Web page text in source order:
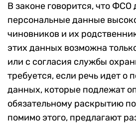
В законе говорится, что
персональные данные
чиновников и их
этих данных возможна
или с согласия службы
требуется, если речь идет о
данных, которые подлежат
обязательному раскрытию
помимо этого, предлагают